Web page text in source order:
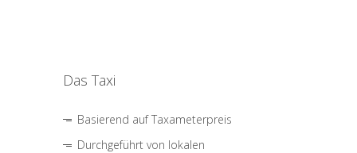
Das Taxi
Basierend auf Taxameterpreis
Durchgeführt von lokalen